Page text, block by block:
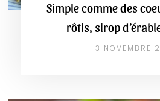
Simple comme des
rôtis, sirop
3 NOVEMBRE